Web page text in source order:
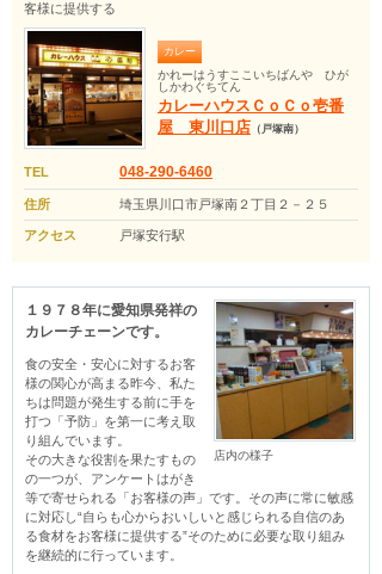
客様に提供する
カレー
かれーはうすここいちばんや ひが
しかわぐちてん
カレーハウスＣｏＣｏ壱番
屋 東川口店 （戸塚南）
TEL 048-290-6460
住所 埼玉県川口市戸塚南２丁目２－２５
アクセス 戸塚安行駅
店内の様子
１９７８年に愛知県発祥の
カレーチェーンです。
食の安全・安心に対するお客
様の関心が高まる昨今、私た
ちは問題が発生する前に手を
打つ「予防」を第一に考え取
り組んでいます。
その大きな役割を果たすもの
の一つが、アンケートはがき
等で寄せられる「お客様の声」です。その声に常に敏感
に対応し“自らも心からおいしいと感じられる自信のあ
る食材をお客様に提供する”そのために必要な取り組み
を継続的に行っています。